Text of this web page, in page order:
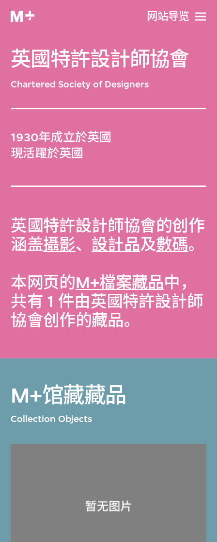
网站导览
英國特許設計師協會
Chartered Society of Designers
1930年成立於英國
現活躍於英國
英國特許設計師協會的创作
涵盖攝影、 設計品及數碼。
本网页的M+檔案藏品中，
共有 1 件由英國特許設計師
協會创作的藏品。
M+馆藏藏品
Collection Objects